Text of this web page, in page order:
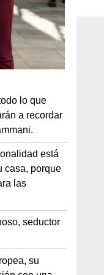
lo que
a recordar
está
casa, porque
las
seductor
su